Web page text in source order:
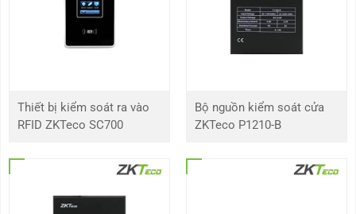
Thiết kế nhỏ gọn, hiện đại và sang trọng.
Hỗ trợ kết nối NO/NC/COM chuẩn 3 đầu.
Dễ dàng sử dụng, độ bền cao.
Thiết bị kiểm soát ra vào
RFID ZKTeco SC700
Bộ nguồn kiểm soát cửa
ZKTeco P1210-B